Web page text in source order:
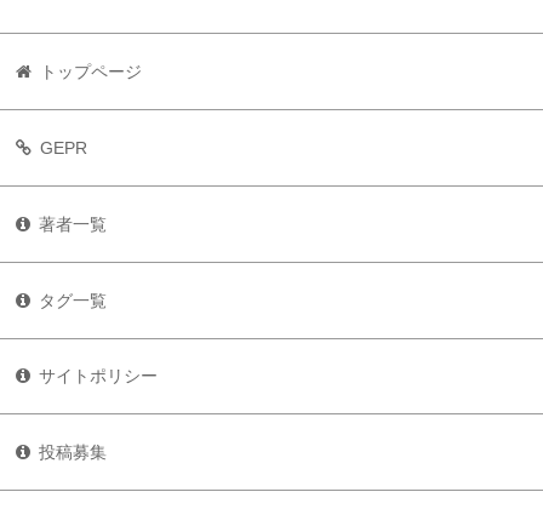
トップページ
GEPR
著者一覧
タグ一覧
サイトポリシー
投稿募集